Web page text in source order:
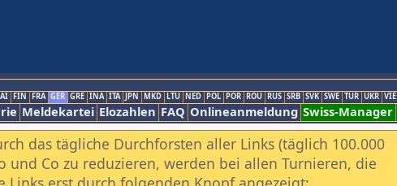
FIN FRA GER GRE INA ITA JPN MKD LTU NED POL POR ROU RUS SRB SVK SWE TUR UKR VIE
Meldekartei Elozahlen FAQ Onlineanmeldung Swiss-Manager
das tägliche Durchforsten aller Links (täglich 100.000
und Co zu reduzieren, werden bei allen Turnieren, die